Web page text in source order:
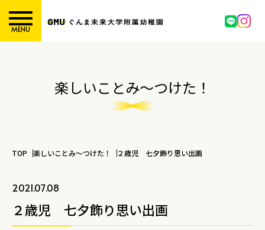
MENU
楽しいことみ～つけた！
TOP 楽しいことみ～つけた！ ２歳児 七夕飾り思い出画
2021.07.08
２歳児 七夕飾り思い出画